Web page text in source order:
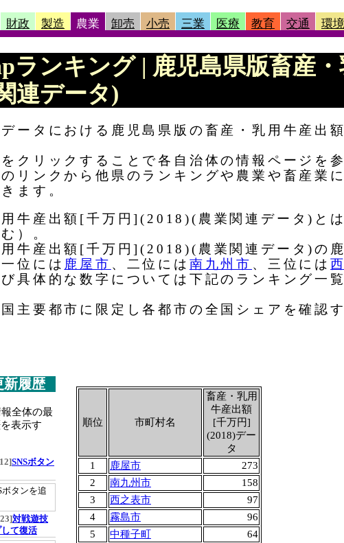
財政 製造 農業 卸売 小売 三業 医療 教育 交通 環境
ランキング | 鹿児島県版畜産
連データ)
ータにおける鹿児島県版の畜産・乳用牛産
クリックすることで各自治体の情報ページを
リンクから他県のランキングや農業や畜産業
ます。
牛産出額[千万円](2018)(農業関連データ)と
）。
牛産出額[千万円](2018)(農業関連データ)の
位には 鹿屋市 、二位には 南九州市 、三位には
具体的な数字については下記のランキング一
主要都市に限定し各都市の全国シェアを確認
順位 市町村名
畜産・乳用
牛産出額
[千万円]
(2018)デー
タ
1
鹿屋市
273
2
南九州市
158
3
西之表市
97
4
霧島市
96
5
中種子町
64
新履歴
全体の最
表示す
SNSボタン
ボタンを追
対戦遊技
て復活